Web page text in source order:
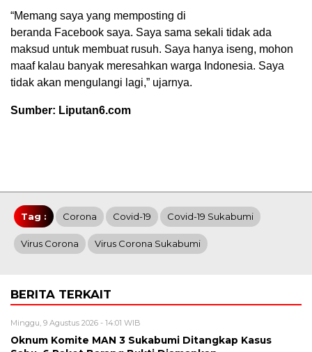
“Memang saya yang memposting di
beranda Facebook saya. Saya sama sekali tidak ada
maksud untuk membuat rusuh. Saya hanya iseng, mohon
maaf kalau banyak meresahkan warga Indonesia. Saya
tidak akan mengulangi lagi,” ujarnya.
Sumber: Liputan6.com
Tag : Corona Covid-19 Covid-19 Sukabumi
Virus Corona Virus Corona Sukabumi
BERITA TERKAIT
Minggu, 9 Agustus 2026 - 14:01 WIB
Oknum Komite MAN 3 Sukabumi Ditangkap Kasus